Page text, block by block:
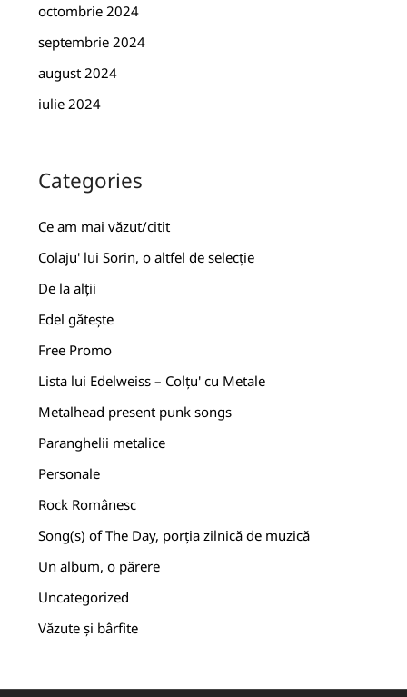
octombrie 2024
septembrie 2024
august 2024
iulie 2024
Categories
Ce am mai văzut/citit
Colaju' lui Sorin, o altfel de selecție
De la alții
Edel gătește
Free Promo
Lista lui Edelweiss – Colțu' cu Metale
Metalhead present punk songs
Paranghelii metalice
Personale
Rock Românesc
Song(s) of The Day, porția zilnică de muzică
Un album, o părere
Uncategorized
Văzute și bârfite